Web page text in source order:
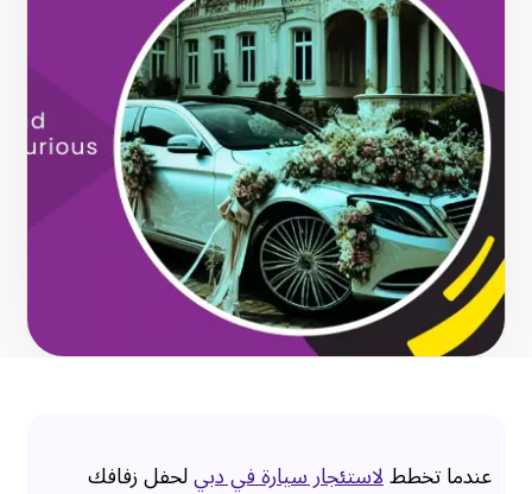
عندما تخططلاستئجار سيارة في دبيلحفل زفافك